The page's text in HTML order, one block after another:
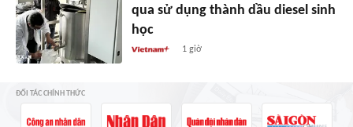
qua sử dụng thành dầu diesel sinh
học
1 giờ
ĐỐI TÁC CHÍNH THỨC